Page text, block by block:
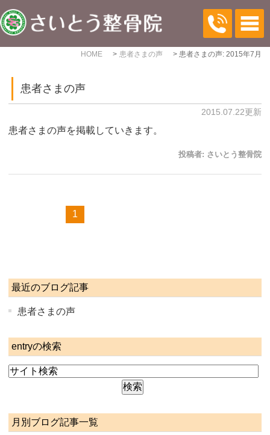
HOME 患者さまの声 患者さまの声: 2015年7月
患者さまの声
2015.07.22更新
患者さまの声を掲載していきます。
投稿者: さいとう整骨院
1
最近のブログ記事
患者さまの声
entryの検索
月別ブログ記事一覧